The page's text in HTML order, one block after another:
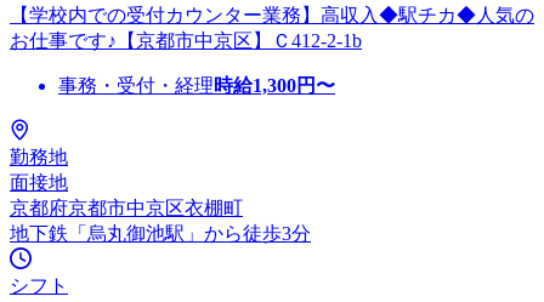
【学校内での受付カウンター業務】高収入◆駅チカ◆人気の
お仕事です♪【京都市中京区】Ｃ412-2-1b
事務・受付・経理時給1,300円〜
勤務地
面接地
京都府京都市中京区衣棚町
地下鉄「烏丸御池駅」から徒歩3分
シフト